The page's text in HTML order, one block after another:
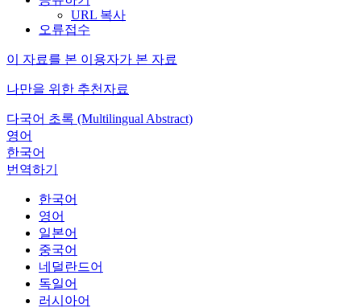
URL 복사
오류접수
이 자료를 본 이용자가 본 자료
나만을 위한 추천자료
다국어 초록 (Multilingual Abstract)
영어
한국어
번역하기
한국어
영어
일본어
중국어
네덜란드어
독일어
러시아어